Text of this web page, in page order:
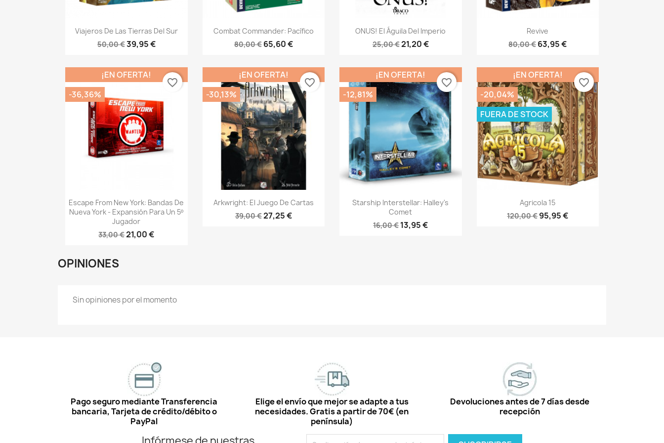
Vista rápida
Viajeros De Las Tierras Del Sur
50,00 €39,95 €
Vista rápida
Combat Commander: Pacífico
80,00 € 65,60 €
Vista rápida
ONUS! El Águila Del Imperio
25,00 €21,20 €
Vista rápida
Revive
80,00 €63,95 €
Vista rápida
Escape From New York: Bandas De
Nueva York - Expansión Para Un 5º
Jugador
33,00 €21,00 €
¡EN OFERTA!
-36,36%
favorite_border
Vista rápida
Arkwright: El Juego De Cartas
39,00 €27,25 €
¡EN OFERTA!
-30,13%
favorite_border
Vista rápida
Starship Interstellar: Halley's
Comet
16,00 €13,95 €
¡EN OFERTA!
-12,81%
favorite_border
Vista rápida
Agricola 15
120,00 €95,95 €
¡EN OFERTA!
-20,04%
FUERA DE STOCK
favorite_border
OPINIONES
Sin opiniones por el momento
Pago seguro mediante Transferencia
bancaria, Tarjeta de crédito/débito o
PayPal
Elige el envío que mejor se adapte a tus
necesidades. Gratis a partir de 70€ (en
península)
Devoluciones antes de 7 días desde
recepción